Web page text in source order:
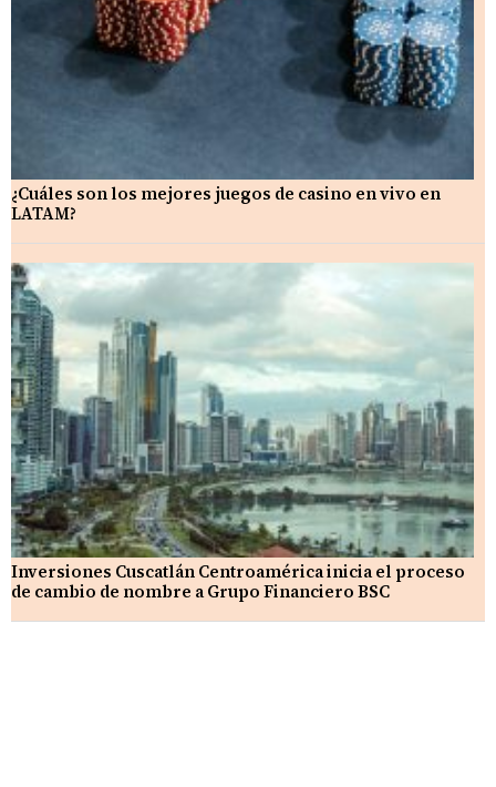
¿Cuáles son los mejores juegos de casino en vivo en
LATAM?
Inversiones Cuscatlán Centroamérica inicia el proceso
de cambio de nombre a Grupo Financiero BSC